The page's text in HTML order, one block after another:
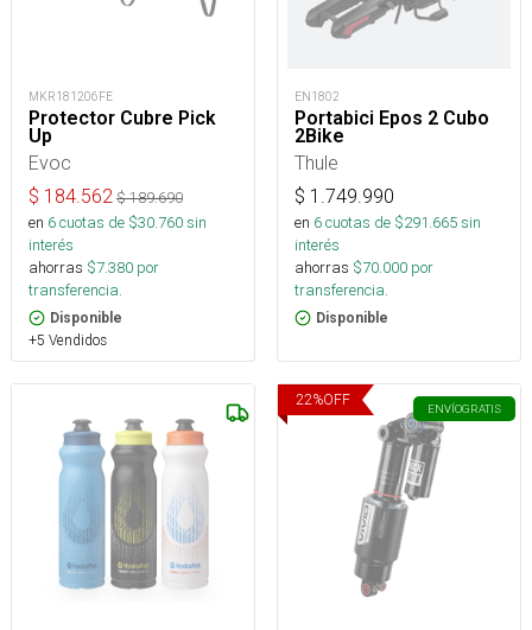
MKR181206FE
Protector Cubre Pick
Up
Evoc
$ 184.562 $189.690
en 6cuotas de $30.760sin
interés
ahorras $7.380 por
transferencia.
Disponible
+5 Vendidos
EN1802
Portabici Epos 2 Cubo
2Bike
Thule
$ 1.749.990
en 6cuotas de $291.665sin
interés
ahorras $70.000 por
transferencia.
Disponible
22%OFF
ENVÍOGRATIS